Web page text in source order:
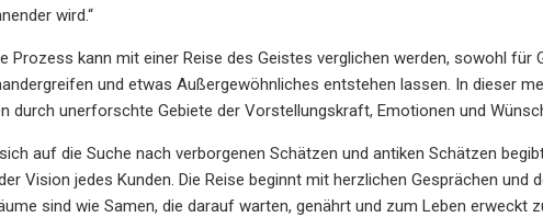
wird.“
Prozess kann mit einer Reise des Geistes verglichen werden, sowohl für
und etwas Außergewöhnliches entstehen lassen. In dieser
durch unerforschte Gebiete der Vorstellungskraft, Emotionen und
auf die Suche nach verborgenen Schätzen und antiken Schätzen
Vision jedes Kunden. Die Reise beginnt mit herzlichen Gesprächen
sind wie Samen, die darauf warten, genährt und zum Leben